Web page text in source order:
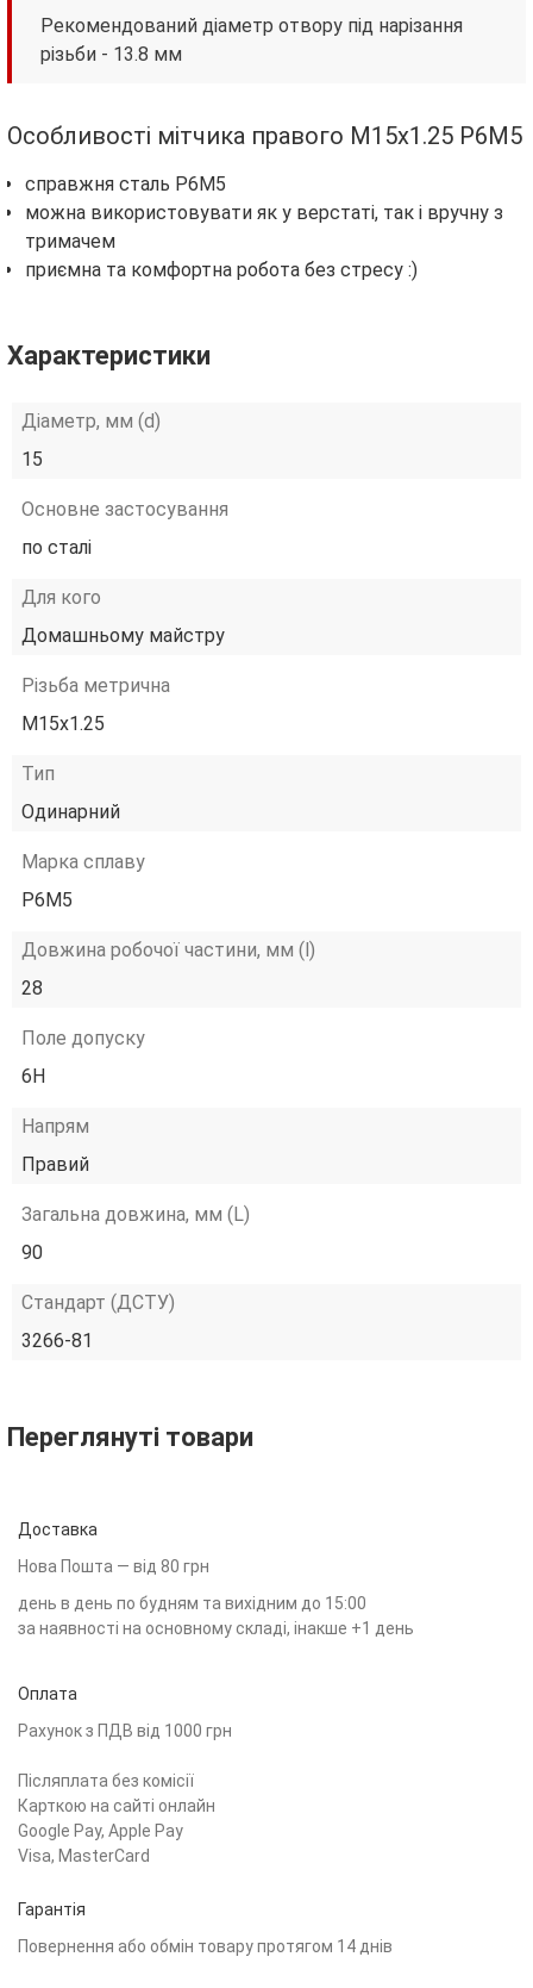
Рекомендований діаметр отвору під нарізання
різьби - 13.8 мм
Особливості мітчика правого М15х1.25 Р6М5
справжня сталь Р6М5
можна використовувати як у верстаті, так і вручну з
тримачем
приємна та комфортна робота без стресу :)
Характеристики
Діаметр, мм (d)
15
Основне застосування
по сталі
Для кого
Домашньому майстру
Різьба метрична
М15х1.25
Тип
Одинарний
Марка сплаву
Р6М5
Довжина робочої частини, мм (l)
28
Поле допуску
6H
Напрям
Правий
Загальна довжина, мм (L)
90
Стандарт (ДСТУ)
3266-81
Переглянуті товари
Доставка
Нова Пошта — від 80 грн
день в день по будням та вихідним до 15:00
за наявності на основному складі, інакше +1 день
Оплата
Рахунок з ПДВ від 1000 грн
Післяплата без комісії
Карткою на сайті онлайн
Google Pay, Apple Pay
Visa, MasterCard
Гарантія
Повернення або обмін товару протягом 14 днів